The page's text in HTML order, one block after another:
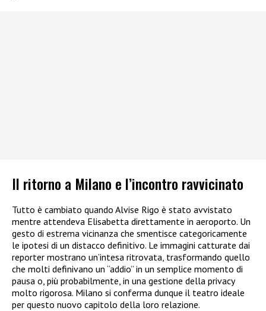
Il ritorno a Milano e l’incontro ravvicinato
Tutto è cambiato quando Alvise Rigo è stato avvistato
mentre attendeva Elisabetta direttamente in aeroporto. Un
gesto di estrema vicinanza che smentisce categoricamente
le ipotesi di un distacco definitivo. Le immagini catturate dai
reporter mostrano un’intesa ritrovata, trasformando quello
che molti definivano un “addio” in un semplice momento di
pausa o, più probabilmente, in una gestione della privacy
molto rigorosa. Milano si conferma dunque il teatro ideale
per questo nuovo capitolo della loro relazione.